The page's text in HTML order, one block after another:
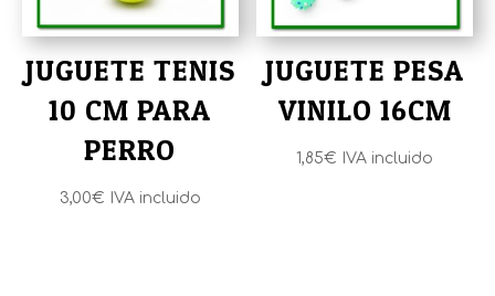
JUGUETE TENIS
10 CM PARA
PERRO
3,00€ IVA incluido
JUGUETE PESA
VINILO 16CM
1,85€ IVA incluido